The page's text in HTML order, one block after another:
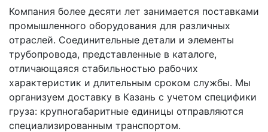
Компания более десяти лет занимается поставками
промышленного оборудования для различных
отраслей. Соединительные детали и элементы
трубопровода, представленные в каталоге,
отличающаяся стабильностью рабочих
характеристик и длительным сроком службы. Мы
организуем доставку в Казань с учетом специфики
груза: крупногабаритные единицы отправляются
специализированным транспортом.